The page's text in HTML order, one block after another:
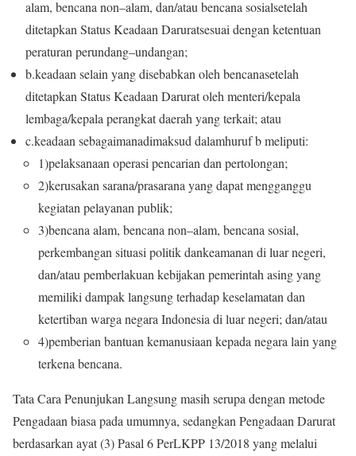
alam, bencana non–alam, dan/atau bencana sosialsetelah
ditetapkan Status Keadaan Daruratsesuai dengan ketentuan
peraturan perundang–undangan;
b.keadaan selain yang disebabkan oleh bencanasetelah
ditetapkan StatusKeadaan Daruratoleh menteri/kepala
lembaga/kepala perangkat daerah yang terkait; atau
c.keadaan sebagaimanadimaksud dalamhurufbmeliputi:
1)pelaksanaan operasi pencarian dan pertolongan;
2)kerusakan sarana/prasarana yang dapatmengganggu
kegiatan pelayanan publik;
3)bencana alam, bencana non–alam, bencana sosial,
perkembangan situasi politik dankeamanan di luar negeri,
dan/atau pemberlakuan kebijakan pemerintah asing yang
memiliki dampak langsung terhadap keselamatan dan
ketertiban warga negara Indonesia di luar negeri; dan/atau
4)pemberian bantuan kemanusiaan kepada negara lain yang
terkena bencana.
Tata Cara Penunjukan Langsung masih serupa dengan metode
Pengadaan biasa pada umumnya, sedangkan Pengadaan Darurat
berdasarkan ayat (3) Pasal 6 PerLKPP 13/2018 yang melalui